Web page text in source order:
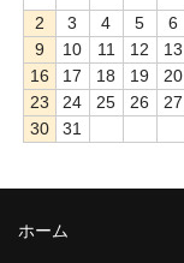
2
3 4 5 6
9
10 11 12 13
16
17 18 19 20
23
24 25 26 27
30
31
ホーム